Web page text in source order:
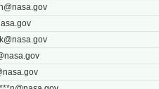
k@nasa.gov